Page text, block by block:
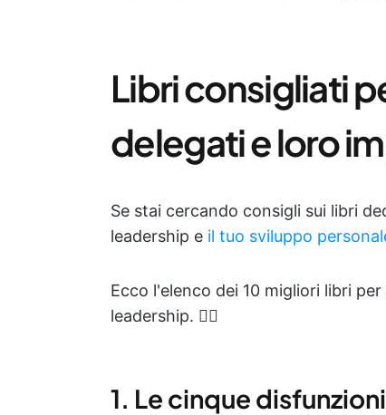
Libri consigliati
delegati e loro
Se stai cercando consigli sui libri
leadership e il tuo sviluppo
Ecco l'elenco dei 10 migliori libri
leadership. ✍🏻
1. Le cinque